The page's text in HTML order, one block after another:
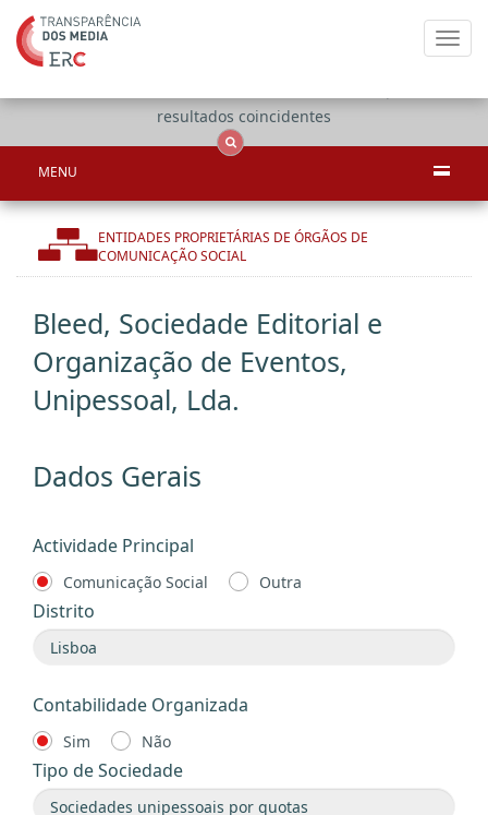
resultados coincidentes
MENU
ENTIDADES PROPRIETÁRIAS DE ÓRGÃOS DE
COMUNICAÇÃO SOCIAL
Bleed, Sociedade Editorial e
Organização de Eventos,
Unipessoal, Lda.
Dados Gerais
Actividade Principal
Comunicação Social Outra
Distrito
Contabilidade Organizada
Sim Não
Tipo de Sociedade